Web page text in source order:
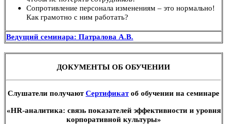
Сопротивление персонала изменениям – это нормально!
Как грамотно с ним работать?
Ведущий семинара: Патралова А.В.
ДОКУМЕНТЫ ОБ ОБУЧЕНИИ
Слушатели получаютСертификатоб обучении на семинаре
«HR-аналитика: связь показателей эффективности и уровня
корпоративной культуры»